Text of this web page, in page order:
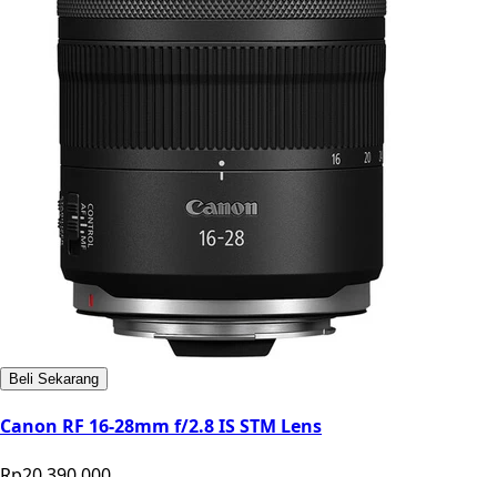
Beli Sekarang
Canon RF 16-28mm f/2.8 IS STM Lens